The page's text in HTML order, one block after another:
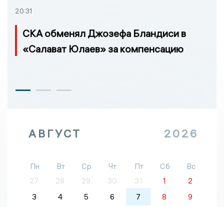
20:31
СКА обменял Джозефа Бландиси в
«Салават Юлаев» за компенсацию
АВГУСТ 2026
Пн Вт Ср Чт Пт Сб
Вс
27
28 29 30 31 1
2
3
4 5 6 7 8
9